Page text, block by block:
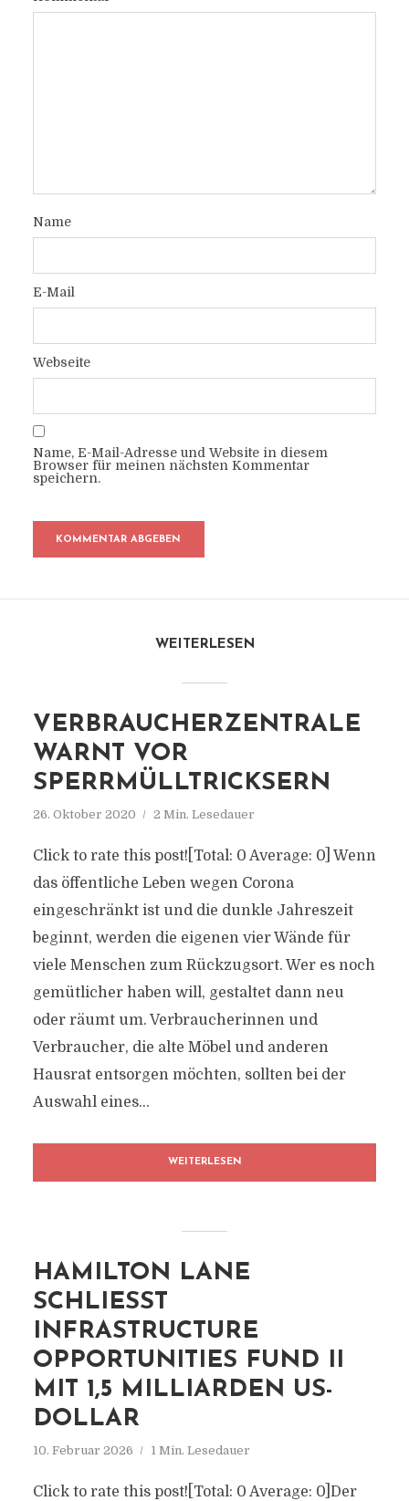
Name
E-Mail
Webseite
Name, E-Mail-Adresse und Website in diesem
Browser für meinen nächsten Kommentar
speichern.
WEITERLESEN
VERBRAUCHERZENTRALE
WARNT VOR
SPERRMÜLLTRICKSERN
26. Oktober 2020 2 Min. Lesedauer
Click to rate this post![Total: 0 Average: 0] Wenn
das öffentliche Leben wegen Corona
eingeschränkt ist und die dunkle Jahreszeit
beginnt, werden die eigenen vier Wände für
viele Menschen zum Rückzugsort. Wer es noch
gemütlicher haben will, gestaltet dann neu
oder räumt um. Verbraucherinnen und
Verbraucher, die alte Möbel und anderen
Hausrat entsorgen möchten, sollten bei der
Auswahl eines...
WEITERLESEN
HAMILTON LANE
SCHLIESST I
NFRASTRUCTURE O
PPORTUNITIES FUND II M
IT 1,5 MILLIARDEN US-D
OLLAR
10. Februar 2026 1 Min. Lesedauer
Click to rate this post![Total: 0 Average: 0]Der